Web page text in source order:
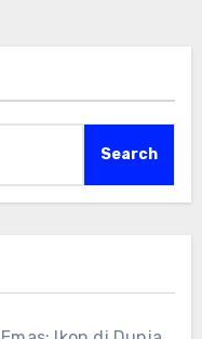
Search